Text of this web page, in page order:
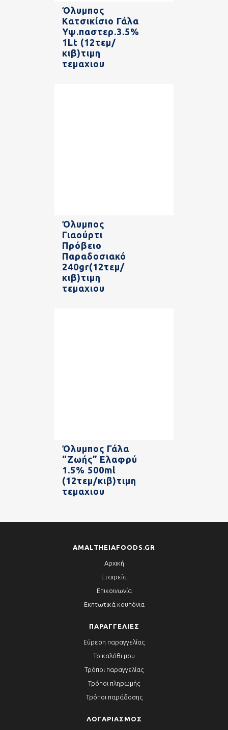
Όλυμπος
Κατσικίσιο Γάλα
Υψ.παστερ.3.5%
1Lt (12τεμ/
κιβ)τιμη
τεμαχιου
Όλυμπος
Γιαούρτι
Πρόβειο
Παραδοσιακό
240gr(12τεμ/
κιβ)τιμη
τεμαχιου
Όλυμπος Γάλα
“Ζωής” Ελαφρύ
1.5% 500ml
(12τεμ/κιβ)τιμη
τεμαχιου
AMALTHEIAFOODS.GR
Αρχική
Εταιρεία
Επικοινωνία
Εκπτωτικά κουπόνια
ΠΑΡΑΓΓΕΛΊΕΣ
Εύρεση παραγγελίας
Το καλάθι μου
Τρόποι παραγγελίας
Τρόποι πληρωμής
Τρόποι παράδοσης
ΛΟΓΑΡΙΑΣΜΌΣ